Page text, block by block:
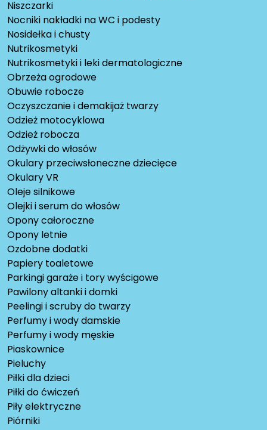
Niszczarki
Nocniki nakładki na WC i podesty
Nosidełka i chusty
Nutrikosmetyki
Nutrikosmetyki i leki dermatologiczne
Obrzeża ogrodowe
Obuwie robocze
Oczyszczanie i demakijaż twarzy
Odzież motocyklowa
Odzież robocza
Odżywki do włosów
Okulary przeciwsłoneczne dziecięce
Okulary VR
Oleje silnikowe
Olejki i serum do włosów
Opony całoroczne
Opony letnie
Ozdobne dodatki
Papiery toaletowe
Parkingi garaże i tory wyścigowe
Pawilony altanki i domki
Peelingi i scruby do twarzy
Perfumy i wody damskie
Perfumy i wody męskie
Piaskownice
Pieluchy
Piłki dla dzieci
Piłki do ćwiczeń
Piły elektryczne
Piórniki